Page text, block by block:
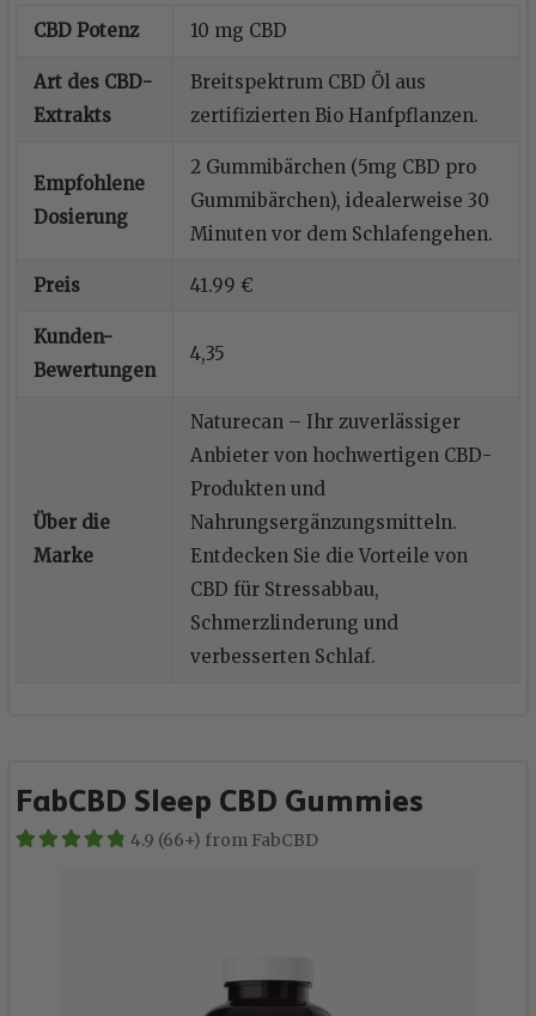
CBD Potenz 10 mg CBD
Art des CBD-
Extrakts
Breitspektrum CBD Öl aus
zertifizierten Bio Hanfpflanzen.
Empfohlene
Dosierung
2 Gummibärchen (5mg CBD pro
Gummibärchen), idealerweise 30
Minuten vor dem Schlafengehen.
Preis 41.99 €
Kunden-
Bewertungen
4,35
Über die
Marke
Naturecan – Ihr zuverlässiger
Anbieter von hochwertigen CBD-
Produkten und
Nahrungsergänzungsmitteln.
Entdecken Sie die Vorteile von
CBD für Stressabbau,
Schmerzlinderung und
verbesserten Schlaf.
FabCBD Sleep CBD Gummies
4.9 (66+) from FabCBD